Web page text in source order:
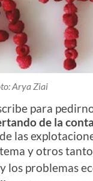
Arya Ziai
para
de la
las
y otros
problemas